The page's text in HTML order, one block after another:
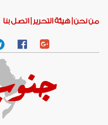
من نحن | هيئة التحرير | اتصل بنا